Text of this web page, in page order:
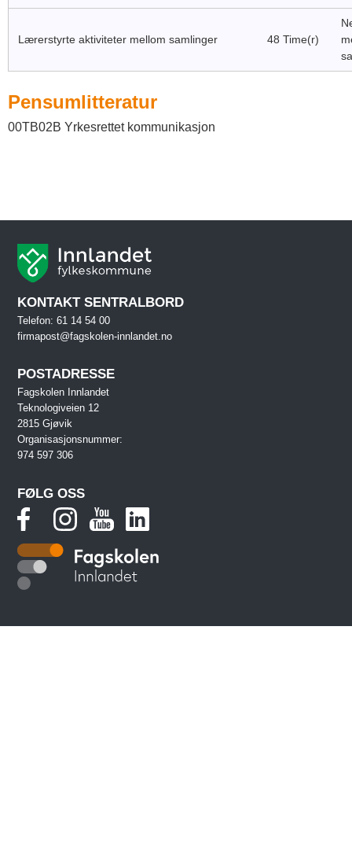
Lærerstyrte aktiviteter mellom samlinger 48 Time(r)
Pensumlitteratur
00TB02B Yrkesrettet kommunikasjon
KONTAKT SENTRALBORD
Telefon: 61 14 54 00
firmapost@fagskolen-innlandet.no
POSTADRESSE
Fagskolen Innlandet
Teknologiveien 12
2815 Gjøvik
Organisasjonsnummer:
974 597 306
FØLG OSS